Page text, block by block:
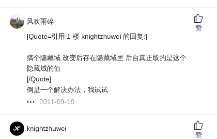
风吹雨碎
[Quote=引用 1 楼 knightzhuwei 的回复:]
搞个隐藏域 改变后存在隐藏域里 后台真正取的是这个
隐藏域的值
[/Quote]
倒是一个解决办法，我试试
2011-09-19
赞
knightzhuwei
赞